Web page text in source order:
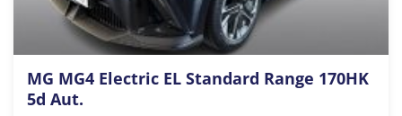
MG MG4 Electric EL Standard Range 170HK
5d Aut.